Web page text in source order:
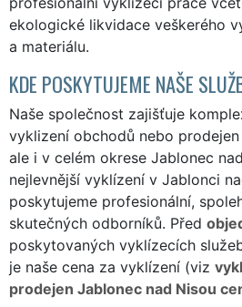
ekologické likvidace veškerého
a materiálu.
KDE POSKYTUJEME NAŠE
Naše společnost zajišťuje
vyklizení obchodů nebo
ale i v celém okrese Jablonec
nejlevnější vyklízení v Jablonci
poskytujeme profesionální,
skutečných odborníků. Před
poskytovaných vyklízecích
je naše cena za vyklízení (viz
prodejen Jablonec nad Nisou